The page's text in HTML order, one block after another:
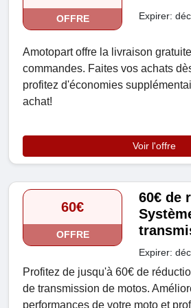
OFFRE Expirer:
Amotopart offre la livraison
commandes. Faites vos achats
profitez d'économies
achat!
Voir l'offre
60€
OFFRE
60€ de
Expirer:
Profitez de jusqu'à 60€ de
de transmission de motos.
performances de votre moto et